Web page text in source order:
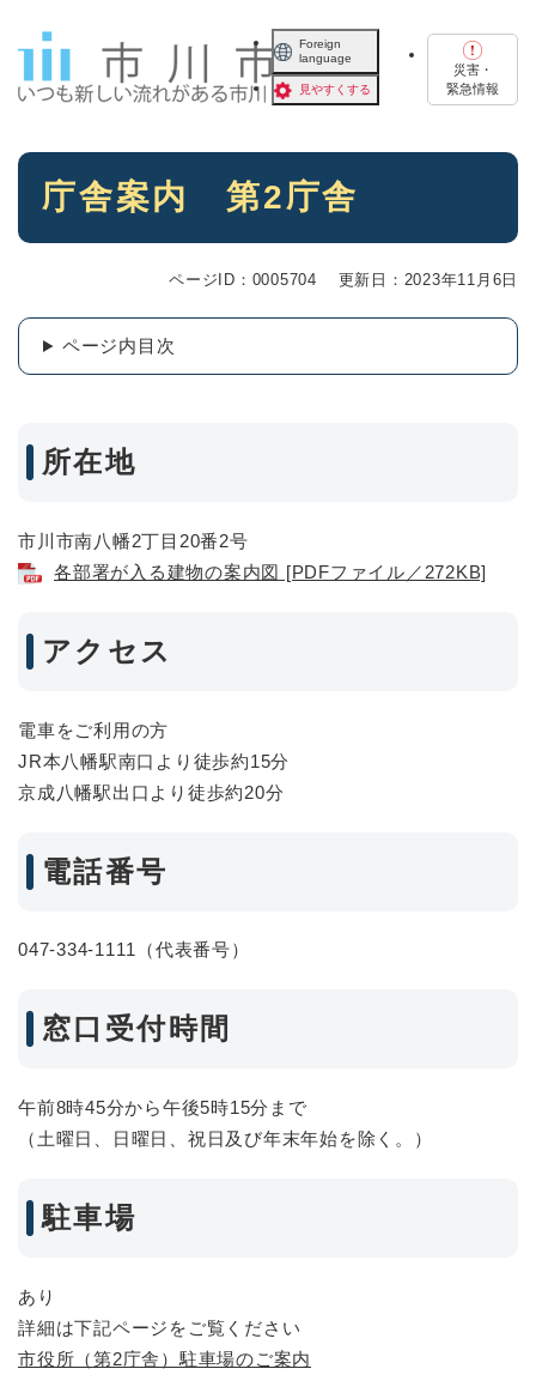
Foreign
language
見やすくする
災害・
緊急情報
本
庁舎案内 第2庁舎
ページID：0005704 更新日：2023年11月6日
ページ内目次
所在地
市川市南八幡2丁目20番2号
各部署が入る建物の案内図 [PDFファイル／272KB]
アクセス
電車をご利用の方
JR本八幡駅南口より徒歩約15分
京成八幡駅出口より徒歩約20分
電話番号
047-334-1111（代表番号）
窓口受付時間
午前8時45分から午後5時15分まで
（土曜日、日曜日、祝日及び年末年始を除く。）
駐車場
あり
詳細は下記ページをご覧ください
市役所（第2庁舎）駐車場のご案内